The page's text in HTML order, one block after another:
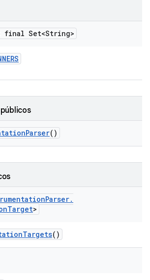
Set<String>
Parser()
Parser.
Target>
Targets()